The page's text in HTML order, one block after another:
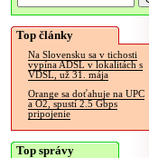
Top články
Na Slovensku sa v tichosti
vypína ADSL v lokalitách s
VDSL, už 31. mája
Orange sa doťahuje na UPC
a O2, spustí 2.5 Gbps
pripojenie
Top správy